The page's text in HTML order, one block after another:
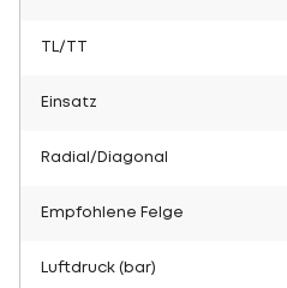
TL/TT
Einsatz
Radial/Diagonal
Empfohlene Felge
Luftdruck (bar)